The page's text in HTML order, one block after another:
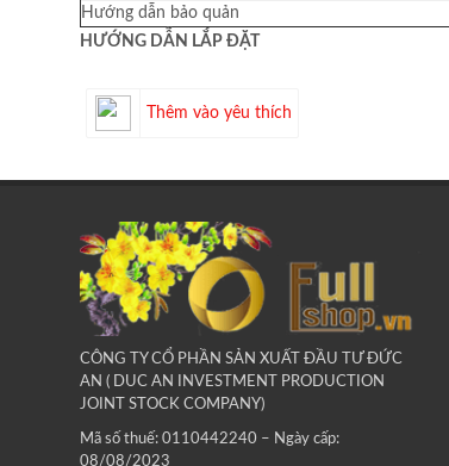
Hướng dẫn bảo quản
HƯỚNG DẪN LẮP ĐẶT
Thêm vào yêu thích
CÔNG TY CỔ PHẦN SẢN XUẤT ĐẦU TƯ ĐỨC
AN ( DUC AN INVESTMENT PRODUCTION
JOINT STOCK COMPANY)
Mã số thuế: 0110442240 – Ngày cấp:
08/08/2023